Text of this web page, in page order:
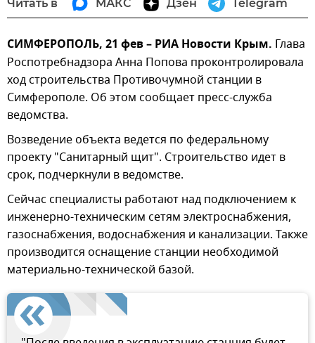
Читать в МАКС Дзен Telegram
СИМФЕРОПОЛЬ, 21 фев – РИА Новости Крым. Глава
Роспотребнадзора Анна Попова проконтролировала
ход строительства Противочумной станции в
Симферополе. Об этом сообщает пресс-служба
ведомства.
Возведение объекта ведется по федеральному
проекту "Санитарный щит". Строительство идет в
срок, подчеркнули в ведомстве.
Сейчас специалисты работают над подключением к
инженерно-техническим сетям электроснабжения,
газоснабжения, водоснабжения и канализации. Также
производится оснащение станции необходимой
материально-технической базой.